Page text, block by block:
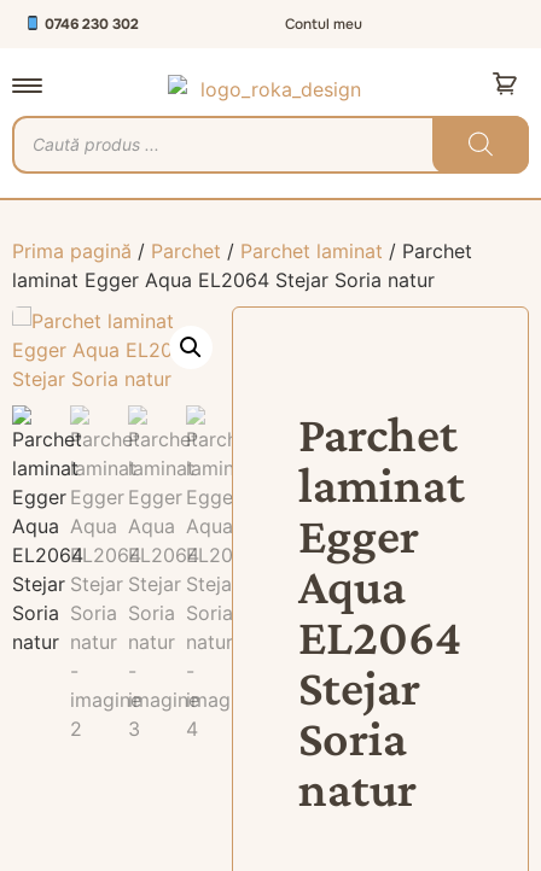
0746 230 302 Contul meu
Prima pagină / Parchet / Parchet laminat / Parchet
laminat Egger Aqua EL2064 Stejar Soria natur
Parchet
laminat
Egger
Aqua
EL2064
Stejar
Soria
natur